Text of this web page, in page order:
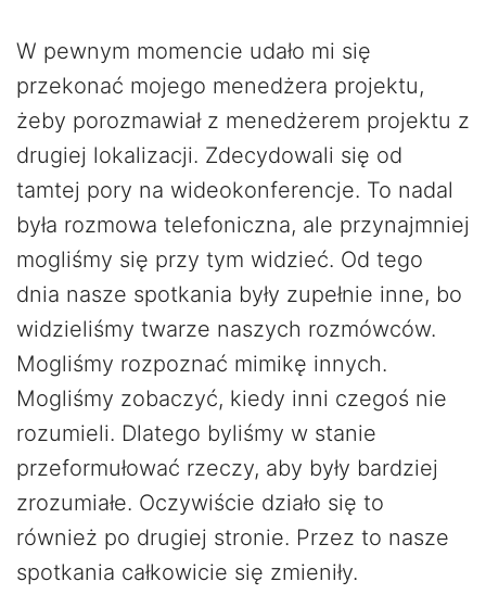
W pewnym momencie udało mi się
przekonać mojego menedżera projektu,
żeby porozmawiał z menedżerem projektu z
drugiej lokalizacji. Zdecydowali się od
tamtej pory na wideokonferencje. To nadal
była rozmowa telefoniczna, ale przynajmniej
mogliśmy się przy tym widzieć. Od tego
dnia nasze spotkania były zupełnie inne, bo
widzieliśmy twarze naszych rozmówców.
Mogliśmy rozpoznać mimikę innych.
Mogliśmy zobaczyć, kiedy inni czegoś nie
rozumieli. Dlatego byliśmy w stanie
przeformułować rzeczy, aby były bardziej
zrozumiałe. Oczywiście działo się to
również po drugiej stronie. Przez to nasze
spotkania całkowicie się zmieniły.